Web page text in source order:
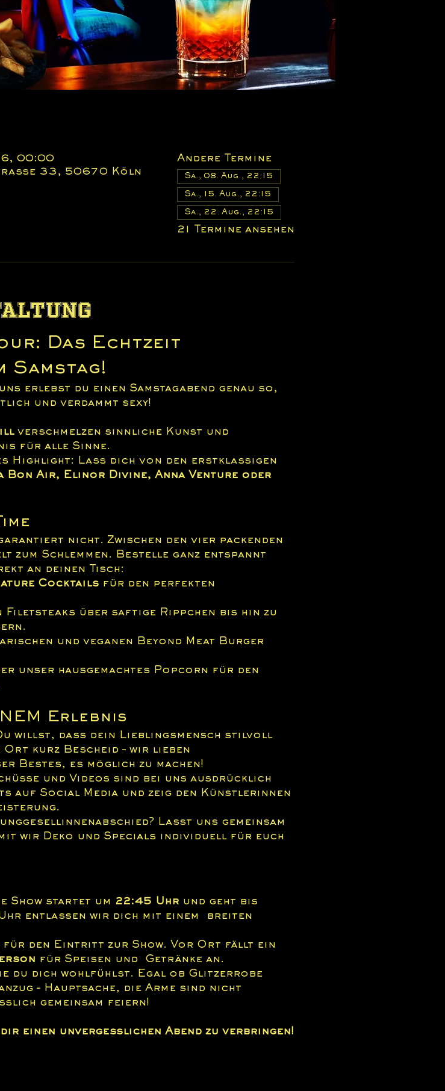
00:00
33, 50670 Köln
Andere Termine
Sa., 08. Aug., 22:15
Sa., 15. Aug., 22:15
Sa., 22. Aug., 22:15
21 Termine ansehen
Das Echtzeit
Samstag!
erlebst du einen Samstagabend genau so,
und verdammt sexy!
verschmelzen sinnliche Kunst und
für alle Sinne.
Highlight: Lass dich von den erstklassigen
Bon Air, Elinor Divine, Anna Venture oder
nicht. Zwischen den vier packenden
zum Schlemmen. Bestelle ganz entspannt
an deinen Tisch:
Cocktails für den perfekten
über saftige Rippchen bis hin zu
und veganen Beyond Meat Burger
unser hausgemachtes Popcorn für den
Erlebnis
willst, dass dein Lieblingsmensch stilvoll
Ort kurz Bescheid – wir lieben
Bestes, es möglich zu machen!
und Videos sind bei uns ausdrücklich
auf Social Media und zeig den Künstlerinnen
Lasst uns gemeinsam
wir Deko und Specials individuell für euch
Show startet um 22:45 Uhr und geht bis
entlassen wir dich mit einem  breiten
für den Eintritt zur Show. Vor Ort fällt ein
für Speisen und  Getränke an.
du dich wohlfühlst. Egal ob Glitzerrobe
– Hauptsache, die Arme sind nicht
gemeinsam feiern!
einen unvergesslichen Abend zu verbringen!